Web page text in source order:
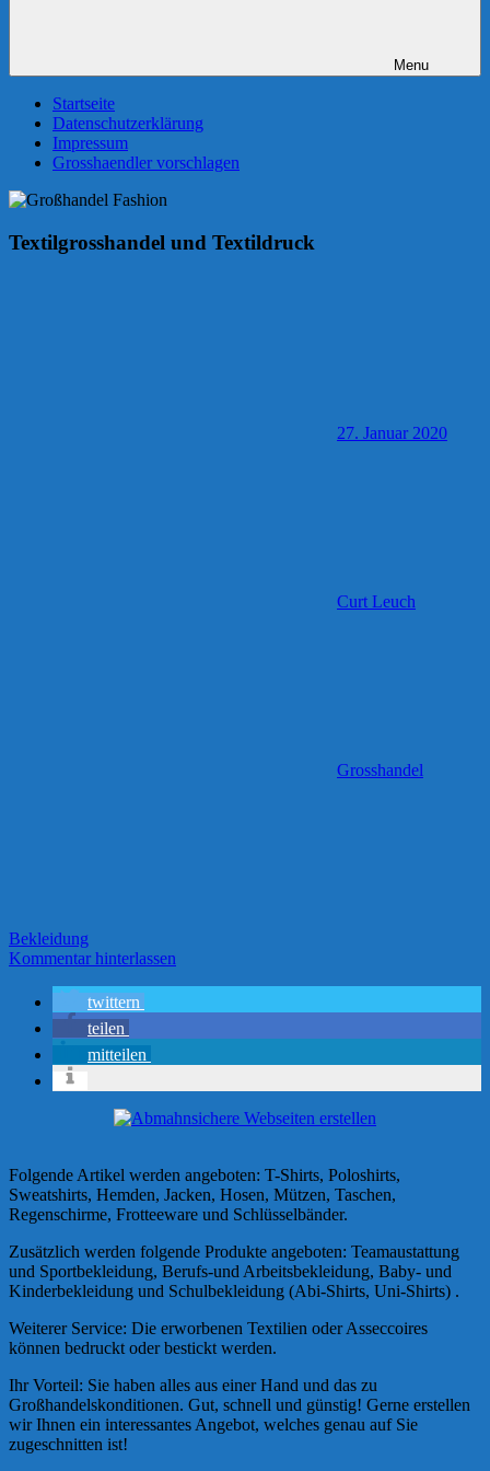
Menu
Startseite
Datenschutzerklärung
Impressum
Grosshaendler vorschlagen
Textilgrosshandel und Textildruck
27. Januar 2020
Curt Leuch
Grosshandel
Bekleidung
Kommentar hinterlassen
twittern
teilen
mitteilen
Folgende Artikel werden angeboten: T-Shirts, Poloshirts,
Sweatshirts, Hemden, Jacken, Hosen, Mützen, Taschen,
Regenschirme, Frotteeware und Schlüsselbänder.
Zusätzlich werden folgende Produkte angeboten: Teamaustattung
und Sportbekleidung, Berufs-und Arbeitsbekleidung, Baby- und
Kinderbekleidung und Schulbekleidung (Abi-Shirts, Uni-Shirts) .
Weiterer Service: Die erworbenen Textilien oder Asseccoires
können bedruckt oder bestickt werden.
Ihr Vorteil: Sie haben alles aus einer Hand und das zu
Großhandelskonditionen. Gut, schnell und günstig! Gerne erstellen
wir Ihnen ein interessantes Angebot, welches genau auf Sie
zugeschnitten ist!